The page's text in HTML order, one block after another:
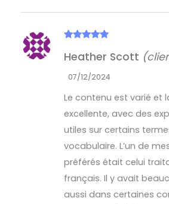
5
Heather Scott
07/12/2024
Le contenu est varié et
excellente, avec des
utiles sur certains
vocabulaire. L’un de
préférés était celui
français. Il y avait
aussi dans certaines